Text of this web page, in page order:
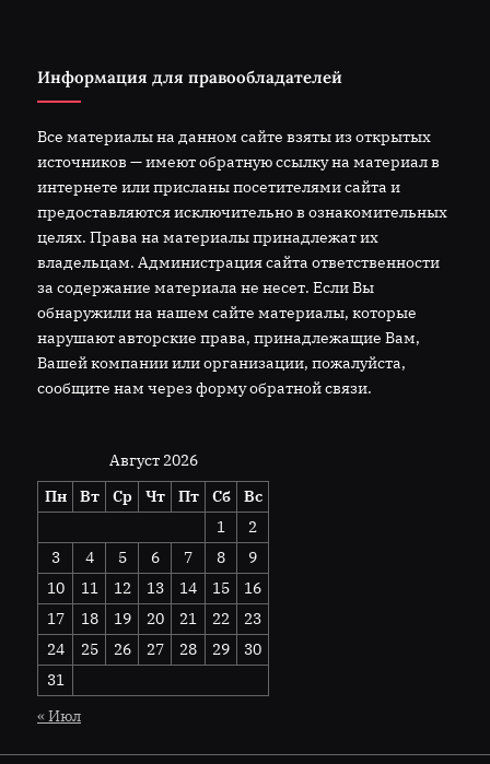
Информация для правообладателей
Все материалы на данном сайте взяты из открытых
источников — имеют обратную ссылку на материал в
интернете или присланы посетителями сайта и
предоставляются исключительно в ознакомительных
целях. Права на материалы принадлежат их
владельцам. Администрация сайта ответственности
за содержание материала не несет. Если Вы
обнаружили на нашем сайте материалы, которые
нарушают авторские права, принадлежащие Вам,
Вашей компании или организации, пожалуйста,
сообщите нам через форму обратной связи.
Август 2026
Пн
Вт Ср Чт Пт Сб
Вс
1
2
3
4 5 6 7 8
9
10
11 12 13 14 15
16
17
18 19 20 21 22
23
24
25 26 27 28 29
30
31
« Июл